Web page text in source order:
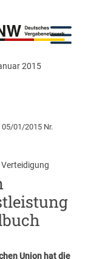
2015
01/2015 Nr.
Union hat die